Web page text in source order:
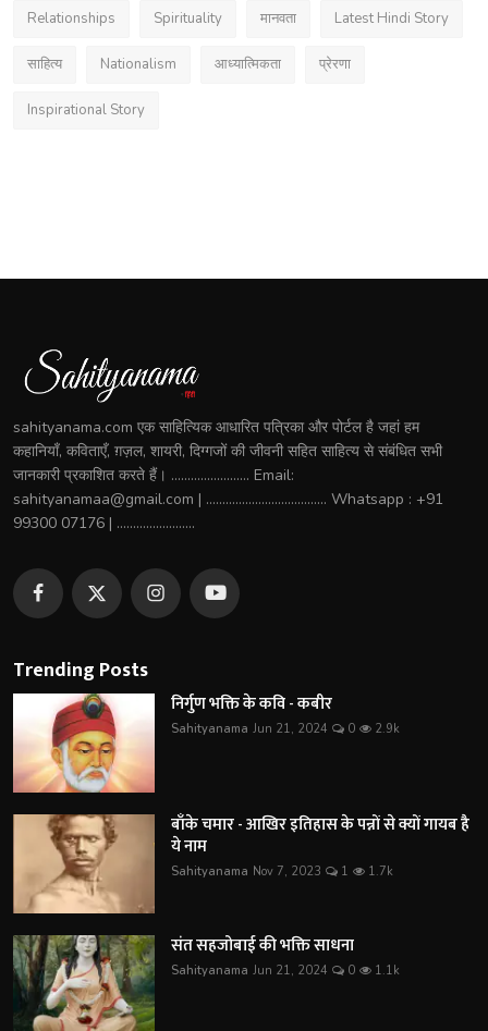
Relationships Spirituality मानवता Latest Hindi Story
साहित्य Nationalism आध्यात्मिकता प्रेरणा
Inspirational Story
sahityanama.com एक साहित्यिक आधारित पत्रिका और पोर्टल है जहां हम
कहानियाँ, कविताएँ, ग़ज़ल, शायरी, दिग्गजों की जीवनी सहित साहित्य से संबंधित सभी
जानकारी प्रकाशित करते हैं। ........................ Email:
sahityanamaa@gmail.com | ..................................... Whatsapp : +91
99300 07176 | ........................
Trending Posts
निर्गुण भक्ति के कवि - कबीर
Sahityanama Jun 21, 2024 0 2.9k
बाँके चमार - आखिर इतिहास के पन्नों से क्यों गायब है
ये नाम
Sahityanama Nov 7, 2023 1 1.7k
संत सहजोबाई की भक्ति साधना
Sahityanama Jun 21, 2024 0 1.1k